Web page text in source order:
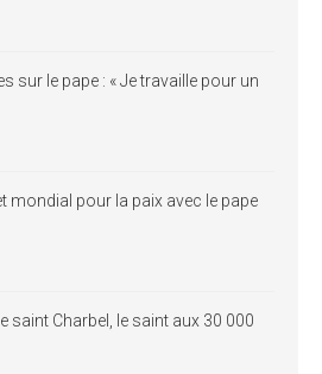
sur le pape : « Je travaille pour un
mondial pour la paix avec le pape
saint Charbel, le saint aux 30 000